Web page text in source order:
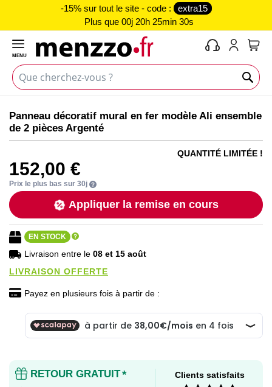
-15% sur tout le site - code :
extra15
Plus que 00j 20h 25min 30s
MENU
to
the
end
the
images
gallery
to
the
beginning
the
images
gallery
Panneau décoratif mural en fer modèle Ali ensemble
de 2 pièces Argenté
QUANTITÉ LIMITÉE !
152,00 €
Prix le plus bas sur 30j
Appliquer la remise en cours
EN STOCK
Livraison entre le 08 et 15 août
LIVRAISON OFFERTE
Payez en plusieurs fois à partir de :
RETOUR GRATUIT* Clients satisfaits